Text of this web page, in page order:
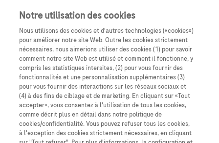
Amyotrophie spinale
Pour vos patients en
pédiatrie et leurs
Notre utilisation des cookies
Nous utilisons des cookies et d'autres technologies («cookies»)
pour améliorer notre site Web. Outre les cookies strictement
nécessaires, nous aimerions utiliser des cookies (1) pour savoir
comment notre site Web est utilisé et comment il fonctionne, y
compris les statistiques intersites, (2) pour vous fournir des
fonctionnalités et une personnalisation supplémentaires (3)
pour vous fournir des interactions sur les réseaux sociaux et
(4) à des fins de ciblage et de marketing. En cliquant sur «Tout
accepter», vous consentez à l'utilisation de tous les cookies,
comme décrit plus en détail dans notre politique de
cookies/confidentialité. Vous pouvez refuser tous les cookies,
à l'exception des cookies strictement nécessaires, en cliquant